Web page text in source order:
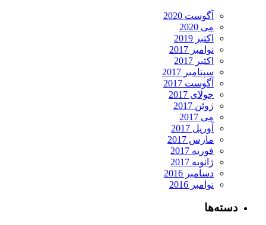
آگوست 2020
می 2020
اکتبر 2019
نوامبر 2017
اکتبر 2017
سپتامبر 2017
آگوست 2017
جولای 2017
ژوئن 2017
می 2017
آوریل 2017
مارس 2017
فوریه 2017
ژانویه 2017
دسامبر 2016
نوامبر 2016
دسته‌ها